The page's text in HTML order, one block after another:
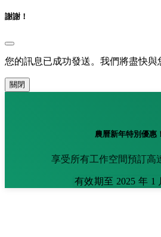
謝謝！
您的訊息已成功發送。我們將盡快與
關閉
農曆新年特別優惠
享受所有工作空間預訂高
有效期至 2025 年 1